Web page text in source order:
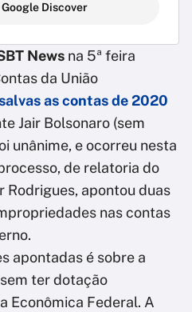
Discover
News na 5ª feira
da União
as contas de 2020
Jair Bolsonaro (sem
unânime, e ocorreu nesta
de relatoria do
Rodrigues, apontou duas
nas contas
apontadas é sobre a
ter dotação
Econômica Federal. A